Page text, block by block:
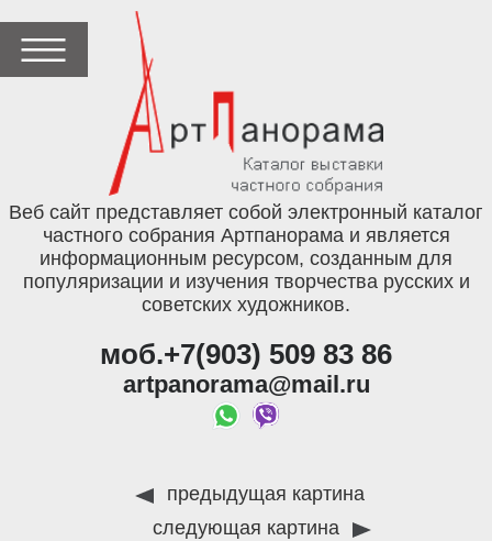
Веб сайт представляет собой электронный каталог
частного собрания Артпанорама и является
информационным ресурсом, созданным для
популяризации и изучения творчества русских и
советских художников.
моб.+7(903) 509 83 86
artpanorama@mail.ru
предыдущая картина
следующая картина